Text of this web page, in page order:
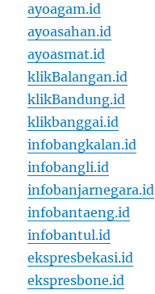
ayoagam.id
ayoasahan.id
ayoasmat.id
klikBalangan.id
klikBandung.id
klikbanggai.id
infobangkalan.id
infobangli.id
infobanjarnegara.id
infobantaeng.id
infobantul.id
ekspresbekasi.id
ekspresbone.id